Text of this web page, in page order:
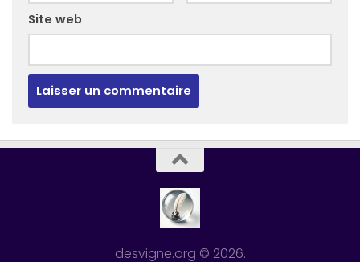
Site web
desvigne.org © 2026.